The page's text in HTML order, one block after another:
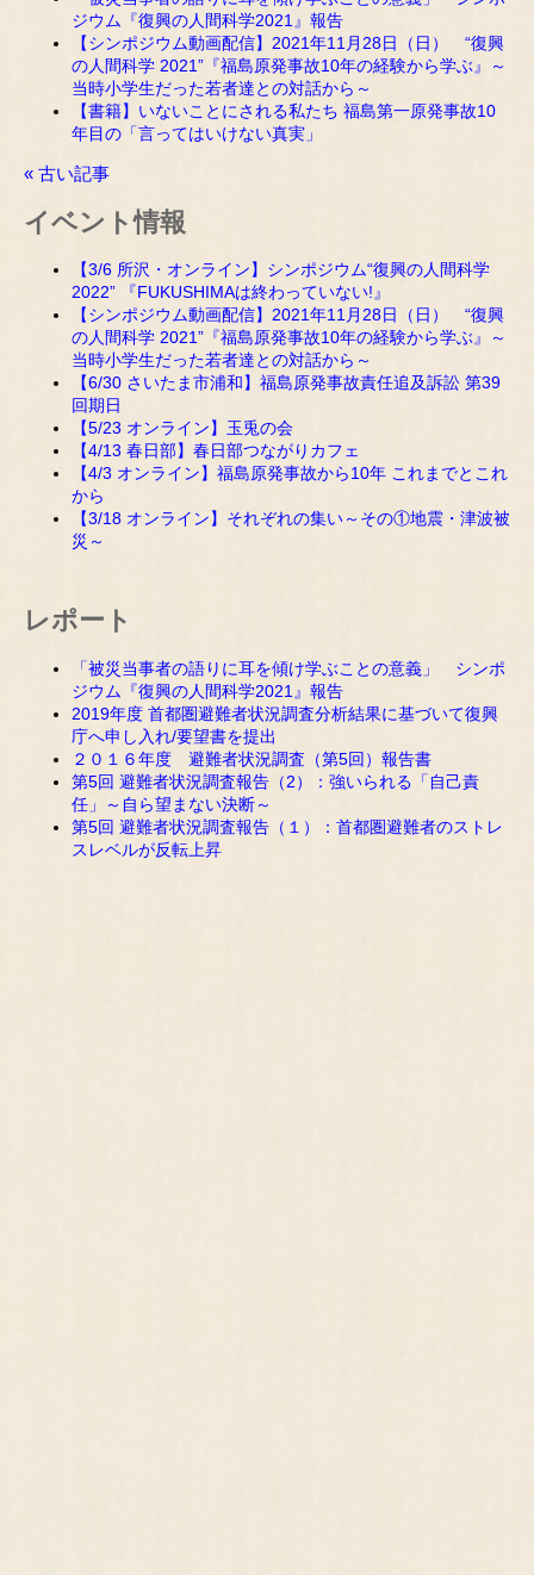
ジウム『復興の人間科学2021』報告
【シンポジウム動画配信】2021年11月28日（日） “復興
の人間科学 2021” 『福島原発事故10年の経験から学ぶ』～
当時小学生だった若者達との対話から～
【書籍】いないことにされる私たち 福島第一原発事故10
年目の「言ってはいけない真実」
« 古い記事
イベント情報
【3/6 所沢・オンライン】シンポジウム“復興の人間科学
2022” 『FUKUSHIMAは終わっていない!』
【シンポジウム動画配信】2021年11月28日（日） “復興
の人間科学 2021” 『福島原発事故10年の経験から学ぶ』～
当時小学生だった若者達との対話から～
【6/30 さいたま市浦和】福島原発事故責任追及訴訟 第39
回期日
【5/23 オンライン】玉兎の会
【4/13 春日部】春日部つながりカフェ
【4/3 オンライン】福島原発事故から10年 これまでとこれ
から
【3/18 オンライン】それぞれの集い～その①地震・津波被
災～
レポート
「被災当事者の語りに耳を傾け学ぶことの意義」 シンポ
ジウム『復興の人間科学2021』報告
2019年度 首都圏避難者状況調査分析結果に基づいて復興
庁へ申し入れ/要望書を提出
２０１６年度 避難者状況調査（第5回）報告書
第5回 避難者状況調査報告（2）：強いられる「自己責
任」～自ら望まない決断～
第5回 避難者状況調査報告（１）：首都圏避難者のストレ
スレベルが反転上昇